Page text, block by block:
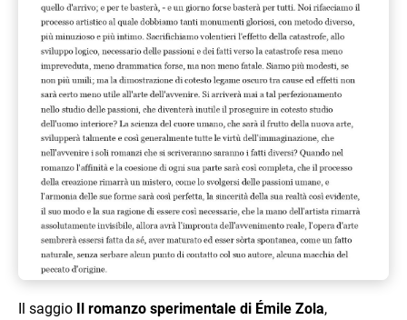
Il saggio Il romanzo sperimentale di Émile Zola,